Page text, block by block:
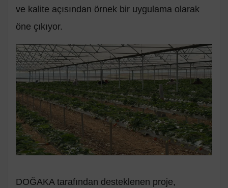
ve kalite açısından örnek bir uygulama olarak
öne çıkıyor.
DOĞAKA tarafından desteklenen proje,